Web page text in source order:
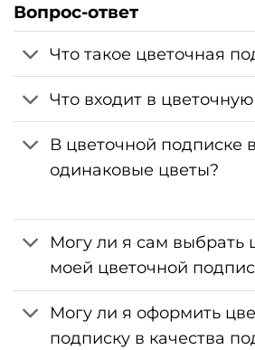
Вопрос-ответ
Что такое цветочная
Что входит в
В цветочной подписке
одинаковые цветы?
Могу ли я сам выбрать
моей цветочной
Могу ли я оформить
подписку в качества